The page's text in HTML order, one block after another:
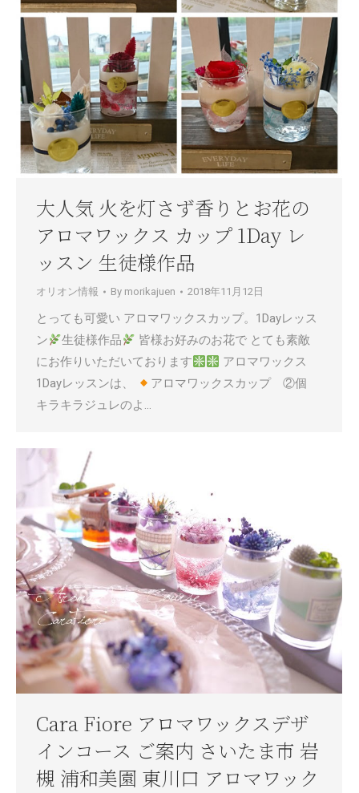
大人気 火を灯さず香りとお花の
アロマワックス カップ 1Day レ
ッスン 生徒様作品
オリオン情報 By morikajuen 2018年11月12日
とっても可愛い アロマワックスカップ。1Dayレッス
ン
生徒様作品
皆様お好みのお花で とても素敵
にお作りいただいております
アロマワックス
1Dayレッスンは、
アロマワックスカップ ②個
キラキラジュレのよ…
Cara Fiore アロマワックスデザ
インコース ご案内 さいたま市 岩
槻 浦和美園 東川口 アロマワック